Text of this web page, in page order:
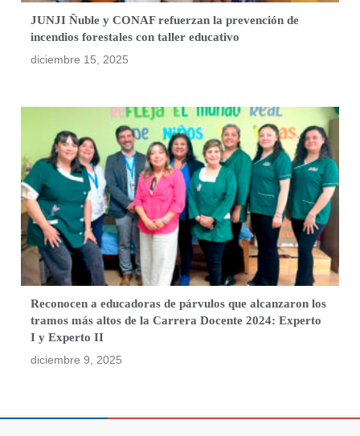
JUNJI Ñuble y CONAF refuerzan la prevención de
incendios forestales con taller educativo
diciembre 15, 2025
Reconocen a educadoras de párvulos que alcanzaron los
tramos más altos de la Carrera Docente 2024: Experto
I y Experto II
diciembre 9, 2025